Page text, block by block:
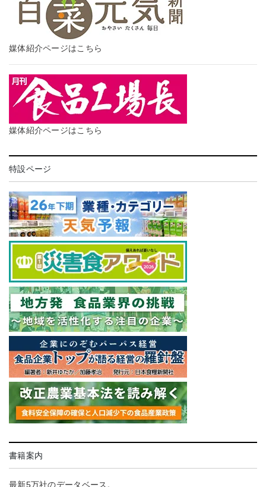
媒体紹介ページはこちら
媒体紹介ページはこちら
特設ページ
書籍案内
最新5万社のデータベース。